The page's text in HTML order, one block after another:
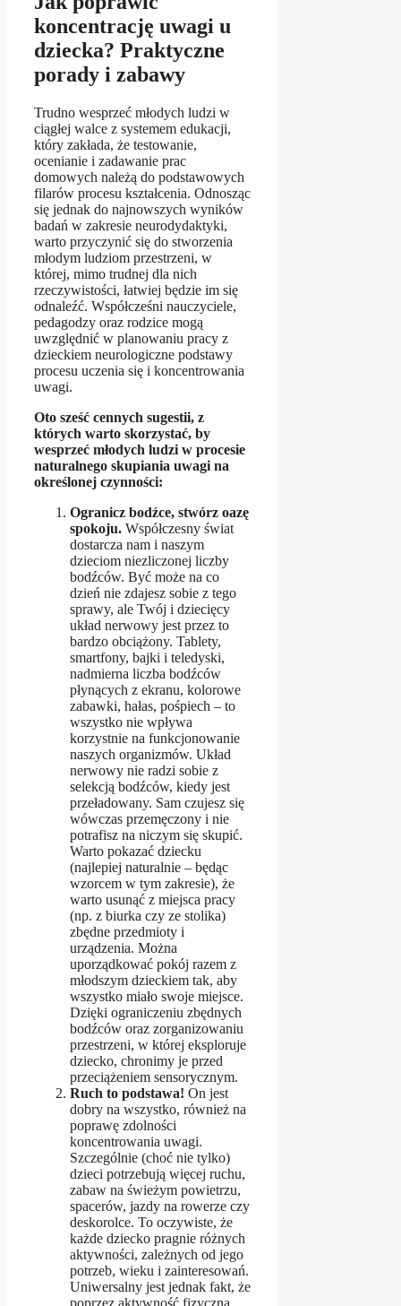
koncentrację uwagi u
dziecka? Praktyczne
porady i zabawy
Trudno wesprzeć młodych ludzi w
ciągłej walce z systemem edukacji,
który zakłada, że testowanie,
ocenianie i zadawanie prac
domowych należą do podstawowych
filarów procesu kształcenia. Odnosząc
się jednak do najnowszych wyników
badań w zakresie neurodydaktyki,
warto przyczynić się do stworzenia
młodym ludziom przestrzeni, w
której, mimo trudnej dla nich
rzeczywistości, łatwiej będzie im się
odnaleźć. Współcześni nauczyciele,
pedagodzy oraz rodzice mogą
uwzględnić w planowaniu pracy z
dzieckiem neurologiczne podstawy
procesu uczenia się i koncentrowania
uwagi.
Oto sześć cennych sugestii, z
których warto skorzystać, by
wesprzeć młodych ludzi w procesie
naturalnego skupiania uwagi na
określonej czynności:
Ogranicz bodźce, stwórz oazę
spokoju. Współczesny świat
dostarcza nam i naszym
dzieciom niezliczonej liczby
bodźców. Być może na co
dzień nie zdajesz sobie z tego
sprawy, ale Twój i dziecięcy
układ nerwowy jest przez to
bardzo obciążony. Tablety,
smartfony, bajki i teledyski,
nadmierna liczba bodźców
płynących z ekranu, kolorowe
zabawki, hałas, pośpiech – to
wszystko nie wpływa
korzystnie na funkcjonowanie
naszych organizmów. Układ
nerwowy nie radzi sobie z
selekcją bodźców, kiedy jest
przeładowany. Sam czujesz się
wówczas przemęczony i nie
potrafisz na niczym się skupić.
Warto pokazać dziecku
(najlepiej naturalnie – będąc
wzorcem w tym zakresie), że
warto usunąć z miejsca pracy
(np. z biurka czy ze stolika)
zbędne przedmioty i
urządzenia. Można
uporządkować pokój razem z
młodszym dzieckiem tak, aby
wszystko miało swoje miejsce.
Dzięki ograniczeniu zbędnych
bodźców oraz zorganizowaniu
przestrzeni, w której eksploruje
dziecko, chronimy je przed
przeciążeniem sensorycznym.
Ruch to podstawa! On jest
dobry na wszystko, również na
poprawę zdolności
koncentrowania uwagi.
Szczególnie (choć nie tylko)
dzieci potrzebują więcej ruchu,
zabaw na świeżym powietrzu,
spacerów, jazdy na rowerze czy
deskorolce. To oczywiste, że
każde dziecko pragnie różnych
aktywności, zależnych od jego
potrzeb, wieku i zainteresowań.
Uniwersalny jest jednak fakt, że
poprzez aktywność fizyczną